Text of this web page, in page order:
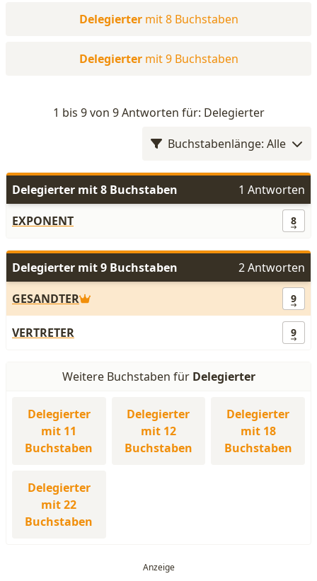
Delegierter mit 8 Buchstaben
Delegierter mit 9 Buchstaben
1 bis 9 von 9 Antworten für: Delegierter
Buchstabenlänge: Alle
Delegierter mit 8 Buchstaben
1 Antworten
EXPONENT
8
Delegierter mit 9 Buchstaben
2 Antworten
GESANDTER
9
VERTRETER 9
Weitere Buchstaben für Delegierter
Delegierter
mit 11
Buchstaben
Delegierter
mit 12
Buchstaben
Delegierter
mit 18
Buchstaben
Delegierter
mit 22
Buchstaben